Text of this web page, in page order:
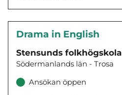
Drama in English
Stensunds folkhögskola
Södermanlands län - Trosa
Ansökan öppen